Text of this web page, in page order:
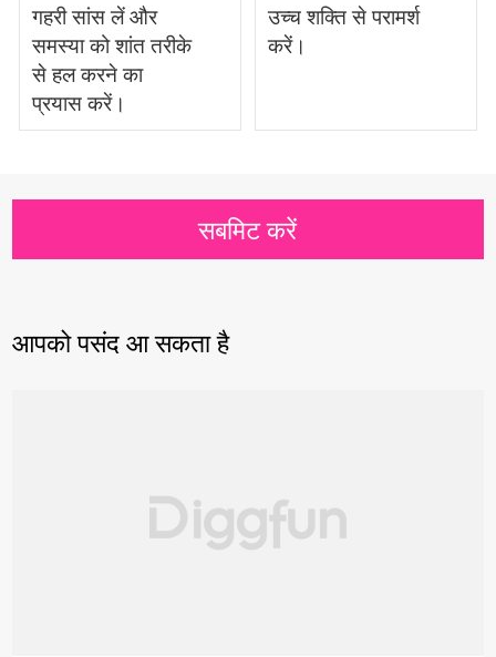
गहरी सांस लें और
समस्या को शांत तरीके
से हल करने का
प्रयास करें।
उच्च शक्ति से परामर्श
करें।
सबमिट करें
आपको पसंद आ सकता है